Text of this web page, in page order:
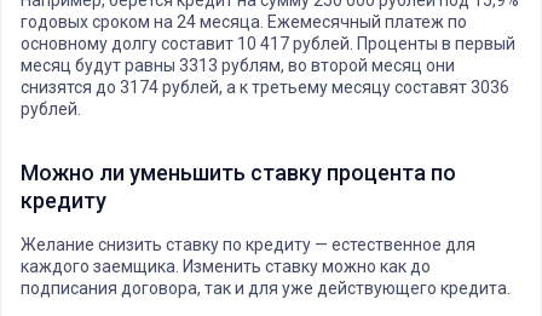
годовых сроком на 24 месяца. Ежемесячный платеж по
основному долгу составит 10 417 рублей. Проценты в первый
месяц будут равны 3313 рублям, во второй месяц они
снизятся до 3174 рублей, а к третьему месяцу составят 3036
рублей.
Можно ли уменьшить ставку процента по
кредиту
Желание снизить ставку по кредиту — естественное для
каждого заемщика. Изменить ставку можно как до
подписания договора, так и для уже действующего кредита.